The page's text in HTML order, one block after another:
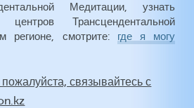
Медитации, узнать
центров Трансцендентальной
регионе, смотрите: где я могу
пожалуйста, связывайтесь с